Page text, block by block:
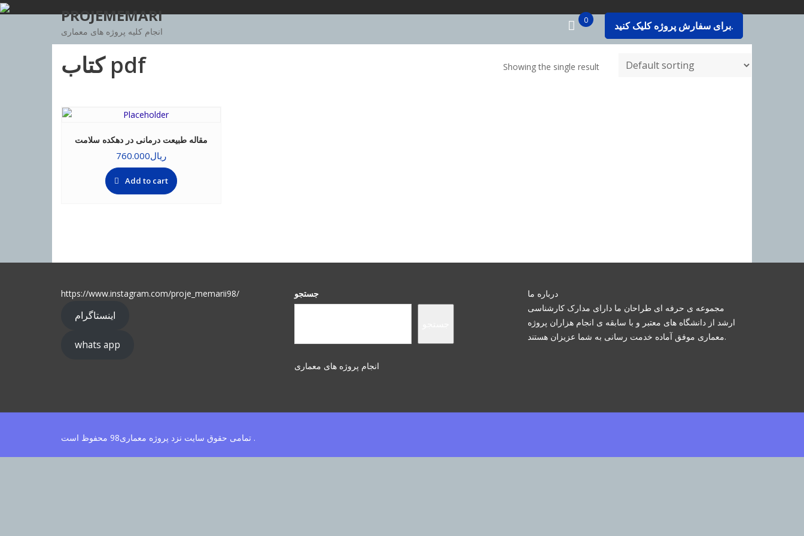
Skip
PROJEMEMARI
انجام کلیه پروژه های معماری برای سفارش پروژه کلیک کنید. 0
کتاب pdf Showing the single result
مقاله طبیعت درمانی در دهکده سلامت
ریال760.000
Add to cart
https://www.instagram.com/proje_memarii98/
اینستاگرام
whats app
جستجو
انجام پروژه های معماری
درباره ما
مجموعه ی حرفه ای طراحان ما دارای مدارک کارشناسی
ارشد از دانشگاه های معتبر و با سابقه ی انجام هزاران پروژه
معماری موفق آماده خدمت رسانی به شما عزیزان هستند.
تمامی حقوق سایت نزد پروژه معماری98 محفوظ است .